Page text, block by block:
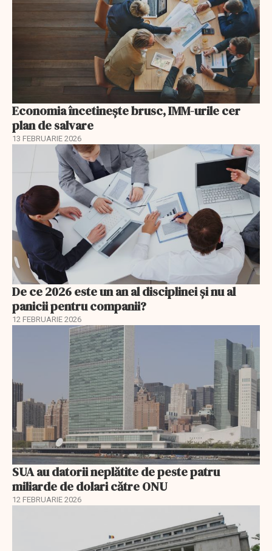
Economia încetinește brusc, IMM-urile cer
plan de salvare
13 FEBRUARIE 2026
De ce 2026 este un an al disciplinei și nu al
panicii pentru companii?
12 FEBRUARIE 2026
SUA au datorii neplătite de peste patru
miliarde de dolari către ONU
12 FEBRUARIE 2026